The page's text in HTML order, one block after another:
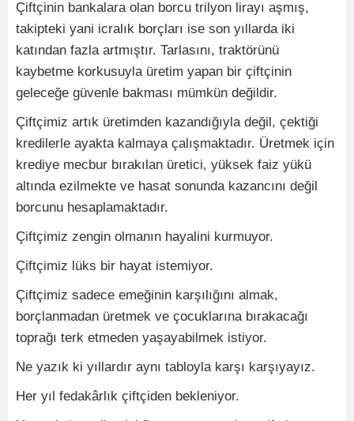
Çiftçinin bankalara olan borcu trilyon lirayı aşmış,
takipteki yani icralık borçları ise son yıllarda iki
katından fazla artmıştır. Tarlasını, traktörünü
kaybetme korkusuyla üretim yapan bir çiftçinin
geleceğe güvenle bakması mümkün değildir.
Çiftçimiz artık üretimden kazandığıyla değil, çektiği
kredilerle ayakta kalmaya çalışmaktadır. Üretmek için
krediye mecbur bırakılan üretici, yüksek faiz yükü
altında ezilmekte ve hasat sonunda kazancını değil
borcunu hesaplamaktadır.
Çiftçimiz zengin olmanın hayalini kurmuyor.
Çiftçimiz lüks bir hayat istemiyor.
Çiftçimiz sadece emeğinin karşılığını almak,
borçlanmadan üretmek ve çocuklarına bırakacağı
toprağı terk etmeden yaşayabilmek istiyor.
Ne yazık ki yıllardır aynı tabloyla karşı karşıyayız.
Her yıl fedakârlık çiftçiden bekleniyor.